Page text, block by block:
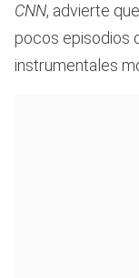
CNN, advierte
pocos episodios
instrumentales